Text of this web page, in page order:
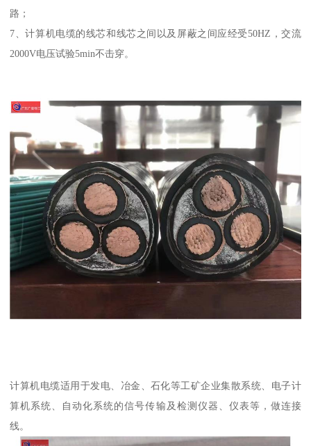
路；
7、计算机电缆的线芯和线芯之间以及屏蔽之间应经受50HZ，交流
2000V电压试验5min不击穿。
计算机电缆适用于发电、冶金、石化等工矿企业集散系统、电子计
算机系统、自动化系统的信号传输及检测仪器、仪表等，做连接
线。